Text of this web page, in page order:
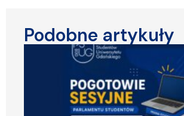
Podobne artykuły